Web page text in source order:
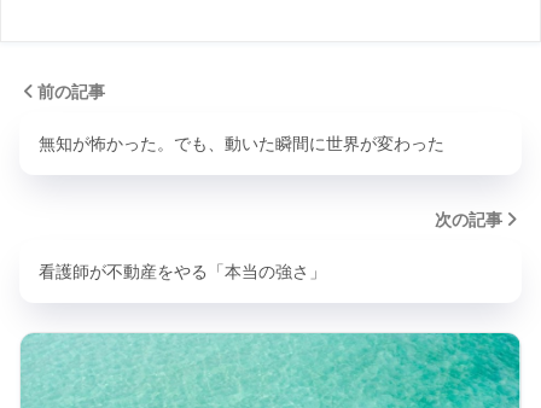
前の記事
無知が怖かった。でも、動いた瞬間に世界が変わった
次の記事
看護師が不動産をやる「本当の強さ」